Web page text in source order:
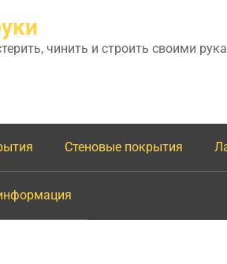
чинить и строить своими
Стеновые покрытия